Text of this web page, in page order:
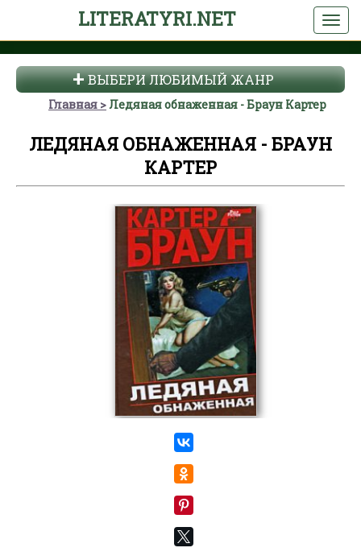
LITERATYRI.NET
ВЫБЕРИ ЛЮБИМЫЙ ЖАНР
Главная Ледяная обнаженная - Браун Картер
ЛЕДЯНАЯ ОБНАЖЕННАЯ - БРАУН
КАРТЕР